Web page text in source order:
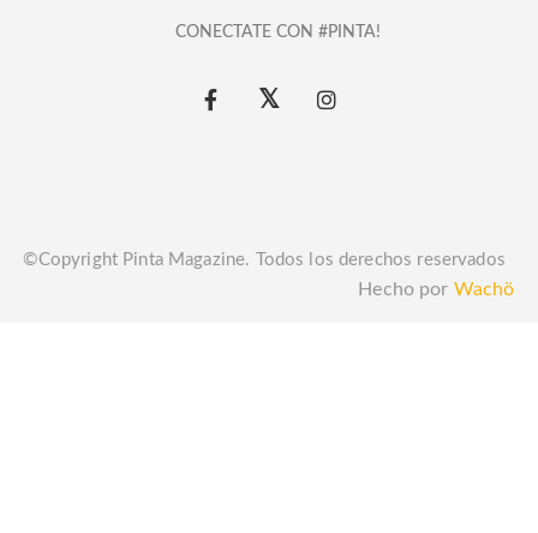
CONECTATE CON #PINTA!
©Copyright Pinta Magazine. Todos los derechos reservados
Hecho por Wachö